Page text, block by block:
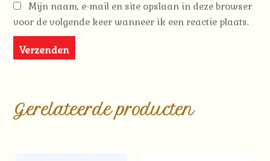
Mijn naam, e-mail en site opslaan in deze browser
voor de volgende keer wanneer ik een reactie plaats.
Gerelateerde producten